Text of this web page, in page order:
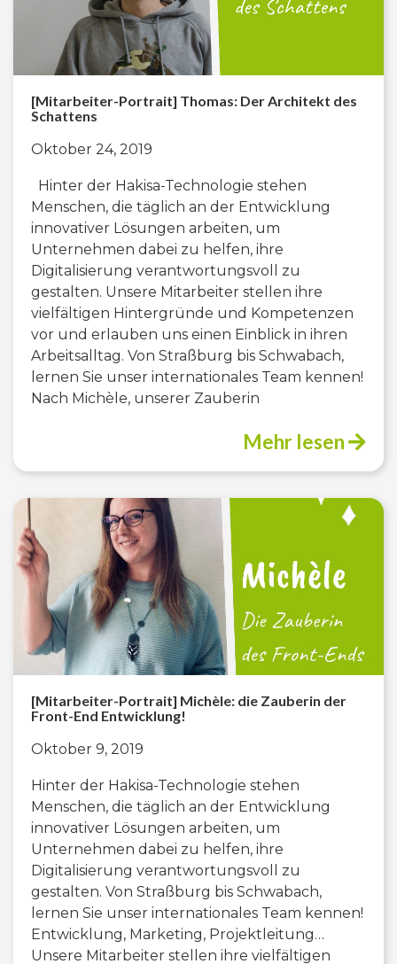
[Mitarbeiter-Portrait] Thomas: Der Architekt des
Schattens
Oktober 24, 2019
Hinter der Hakisa-Technologie stehen
Menschen, die täglich an der Entwicklung
innovativer Lösungen arbeiten, um
Unternehmen dabei zu helfen, ihre
Digitalisierung verantwortungsvoll zu
gestalten. Unsere Mitarbeiter stellen ihre
vielfältigen Hintergründe und Kompetenzen
vor und erlauben uns einen Einblick in ihren
Arbeitsalltag. Von Straßburg bis Schwabach,
lernen Sie unser internationales Team kennen!
Nach Michèle, unserer Zauberin
Mehr lesen
[Mitarbeiter-Portrait] Michèle: die Zauberin der
Front-End Entwicklung!
Oktober 9, 2019
Hinter der Hakisa-Technologie stehen
Menschen, die täglich an der Entwicklung
innovativer Lösungen arbeiten, um
Unternehmen dabei zu helfen, ihre
Digitalisierung verantwortungsvoll zu
gestalten. Von Straßburg bis Schwabach,
lernen Sie unser internationales Team kennen!
Entwicklung, Marketing, Projektleitung…
Unsere Mitarbeiter stellen ihre vielfältigen